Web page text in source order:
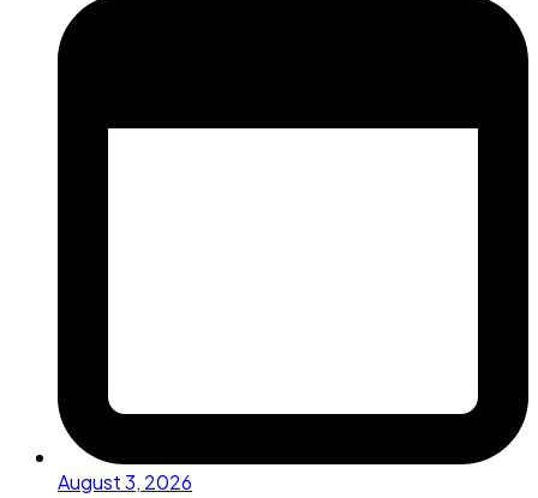
August 3, 2026